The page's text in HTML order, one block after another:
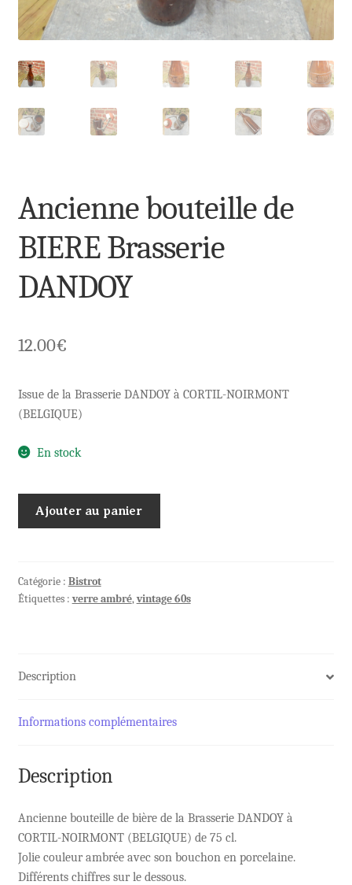
Ancienne bouteille de
BIERE Brasserie
DANDOY
12.00€
Issue de la Brasserie DANDOY à CORTIL-NOIRMONT
(BELGIQUE)
En stock
de
BIERE
Ajouter au panier
Catégorie : Bistrot
Étiquettes : verre ambré,vintage 60s
Description
Informations complémentaires
Description
Ancienne bouteille de bière de la Brasserie DANDOY à
CORTIL-NOIRMONT (BELGIQUE) de 75 cl.
Jolie couleur ambrée avec son bouchon en porcelaine.
Différents chiffres sur le dessous.